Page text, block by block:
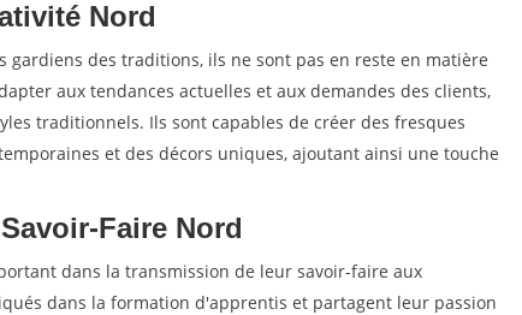
Nord
gardiens des traditions, ils ne sont pas en reste en matière
aux tendances actuelles et aux demandes des clients,
traditionnels. Ils sont capables de créer des fresques
et des décors uniques, ajoutant ainsi une touche
Faire Nord
dans la transmission de leur savoir-faire aux
dans la formation d'apprentis et partagent leur passion